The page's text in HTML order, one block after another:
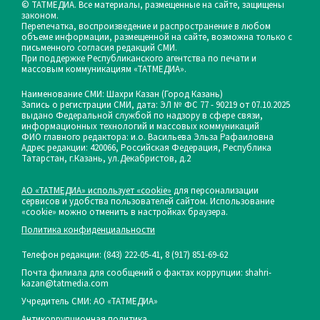
© ТАТМЕДИА. Все материалы, размещенные на сайте, защищены
законом.
Перепечатка, воспроизведение и распространение в любом
объеме информации, размещенной на сайте, возможна только с
письменного согласия редакций СМИ.
При поддержке Республиканского агентства по печати и
массовым коммуникациям «ТАТМЕДИА».
Наименование СМИ: Шахри Казан (Город Казань)
Запись о регистрации СМИ, дата: ЭЛ № ФС 77 - 90219 от 07.10.2025
выдано Федеральной службой по надзору в сфере связи,
информационных технологий и массовых коммуникаций
ФИО главного редактора: и.о. Васильева Эльза Рафаиловна
Адрес редакции: 420066, Российская Федерация, Республика
Татарстан, г.Казань, ул.Декабристов, д.2
АО «ТАТМЕДИА» использует «cookie» для персонализации
сервисов и удобства пользователей сайтом. Использование
«cookie» можно отменить в настройках браузера.
Политика конфиденциальности
Телефон редакции: (843) 222-05-41, 8 (917) 851-69-62
Почта филиала для сообщений о фактах коррупции: shahri-
kazan@tatmedia.com
Учредитель СМИ: АО «ТАТМЕДИА»